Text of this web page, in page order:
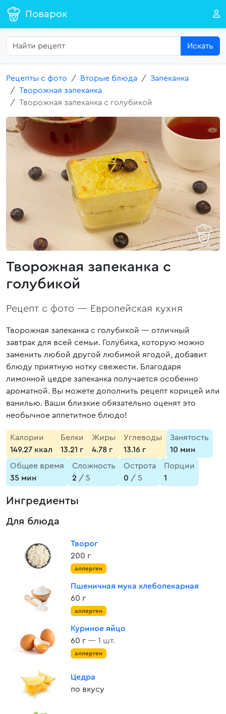
Поварок
Искать
Рецепты с фото Вторые блюда
Запеканка
Творожная запеканка
Творожная запеканка с голубикой
Творожная запеканка с
голубикой
Рецепт с фото — Европейская кухня
Творожная запеканка с голубикой — отличный
завтрак для всей семьи. Голубика, которую можно
заменить любой другой любимой ягодой, добавит
блюду приятную нотку свежести. Благодаря
лимонной цедре запеканка получается особенно
ароматной. Вы можете дополнить рецепт корицей или
ванилью. Ваши близкие обязательно оценят это
необычное аппетитное блюдо!
Калории
149.27 ккал
Белки
13.21 г
Жиры
4.78 г
Углеводы
13.16 г
Занятость
10 мин
Общее время
35 мин
Сложность
2 / 5
Острота
0 / 5
Порции
1
Ингредиенты
Для блюда
Творог
200 г
аллерген
Пшеничная мука хлебопекарная
60 г
аллерген
Куриное яйцо
60 г — 1 шт.
аллерген
Цедра
по вкусу